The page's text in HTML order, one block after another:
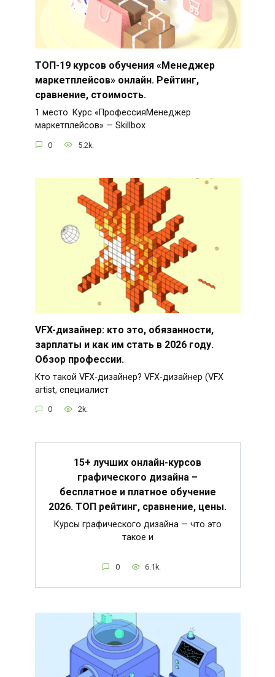
ТОП-19 курсов обучения «Менеджер
маркетплейсов» онлайн. Рейтинг,
сравнение, стоимость.
1 место. Курс «ПрофессияМенеджер
маркетплейсов» — Skillbox
0 5.2k.
VFX-дизайнер: кто это, обязанности,
зарплаты и как им стать в 2026 году.
Обзор профессии.
Кто такой VFX-дизайнер? VFX-дизайнер (VFX
artist, специалист
0 2k.
15+ лучших онлайн-курсов
графического дизайна –
бесплатное и платное обучение
2026. ТОП рейтинг, сравнение, цены.
Курсы графического дизайна — что это
такое и
0 6.1k.